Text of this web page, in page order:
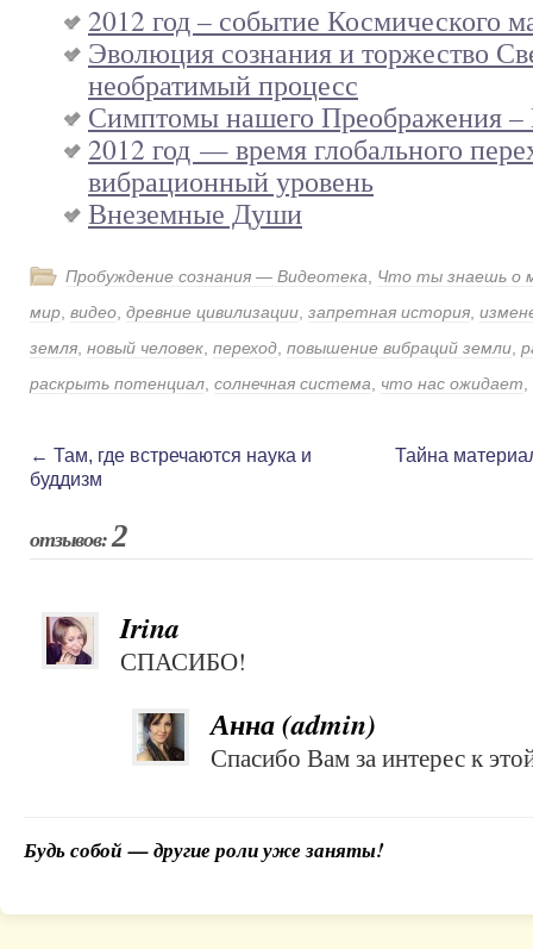
2012 год – событие Космического
Эволюция сознания и торжество
необратимый процесс
Симптомы нашего Преображения –
2012 год — время глобального
вибрационный уровень
Внеземные Души
Пробуждение сознания — Видеотека
Что ты знаешь о
мир видео древние цивилизации запретная история
земля новый человек переход повышение вибраций земли
раскрыть потенциал солнечная система что нас ожидает
← Там, где встречаются наука и
буддизм
Тайна
отзывов:2
Irina
СПАСИБО!
Анна (admin)
Спасибо Вам за интерес к
Будь собой — другие роли уже заняты!